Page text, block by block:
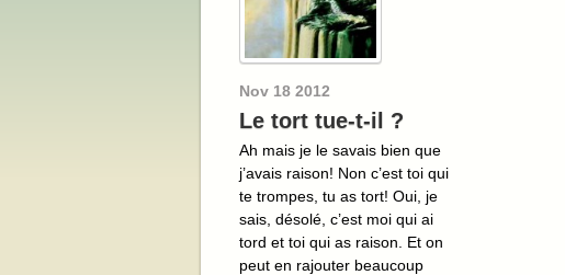
Nov 18 2012
Le tort tue-t-il ?
Ah mais je le savais bien que
j’avais raison! Non c’est toi qui
te trompes, tu as tort! Oui, je
sais, désolé, c’est moi qui ai
tord et toi qui as raison. Et on
peut en rajouter beaucoup